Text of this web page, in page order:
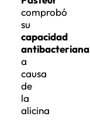
comprobó
su
capacidad
antibacteriana
a
causa
de
la
alicina